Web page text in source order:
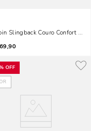
Slingback Couro Confort
OFF